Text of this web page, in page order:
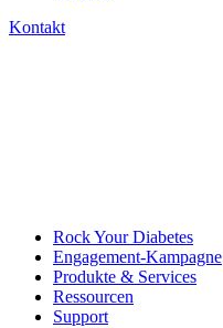
Kontakt
Rock Your Diabetes
Engagement-Kampagne
Produkte & Services
Ressourcen
Support